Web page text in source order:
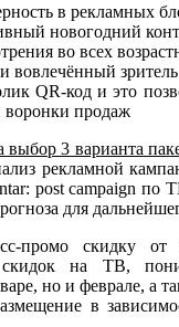
в рекламных
новогодний
во всех
вовлечённый зритель
QR-код и это
воронки продаж
3 варианта
рекламной
post campaign по
для
промо скидку
скидок на ТВ,
но и феврале, а
в